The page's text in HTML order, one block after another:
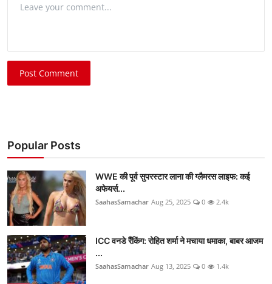
Post Comment
Popular Posts
WWE की पूर्व सुपरस्टार लाना की ग्लैमरस लाइफ: कई
अफेयर्स...
SaahasSamachar Aug 25, 2025 0 2.4k
ICC वनडे रैंकिंग: रोहित शर्मा ने मचाया धमाका, बाबर आजम
...
SaahasSamachar Aug 13, 2025 0 1.4k